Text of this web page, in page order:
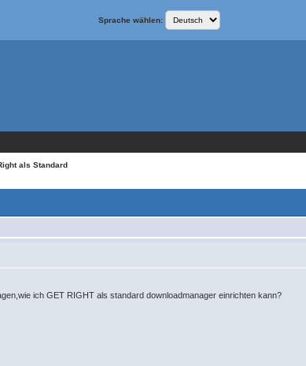
Sprache wählen:
als Standard
ich GET RIGHT als standard downloadmanager einrichten kann?